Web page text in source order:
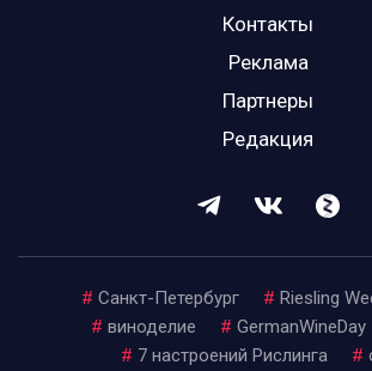
Контакты
Реклама
Партнеры
Редакция
# Санкт-Петербург # Riesling
# виноделие # GermanWineDay
# 7 настроений Рислинга #